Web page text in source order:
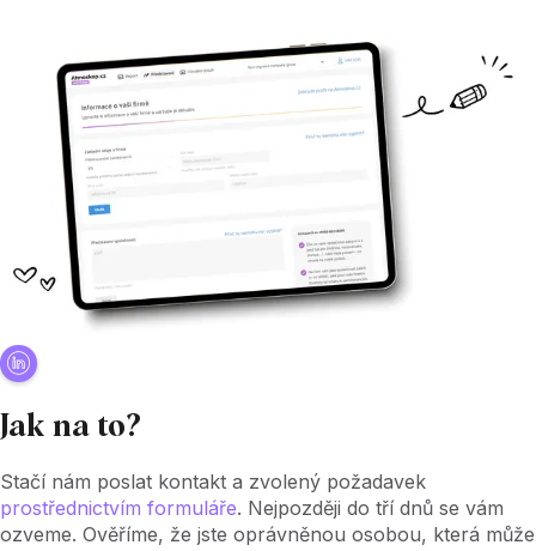
Jak na to?
Stačí nám poslat kontakt a zvolený požadavek
prostřednictvím formuláře. Nejpozději do tří dnů se vám
ozveme. Ověříme, že jste oprávněnou osobou, která může